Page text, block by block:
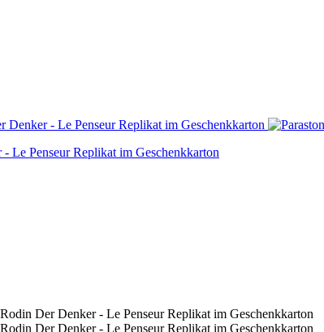
Le Penseur Replikat im Geschenkkarton